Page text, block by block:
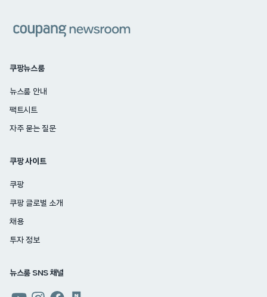
쿠팡뉴스룸
뉴스룸 안내
팩트시트
자주 묻는 질문
쿠팡 사이트
쿠팡
쿠팡 글로벌 소개
채용
투자 정보
뉴스룸 SNS 채널